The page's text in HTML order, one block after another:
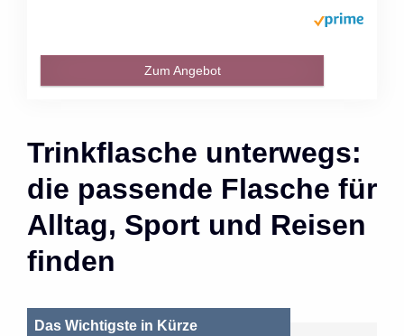
Zum Angebot
Trinkflasche unterwegs:
die passende Flasche für
Alltag, Sport und Reisen
finden
Das Wichtigste in Kürze